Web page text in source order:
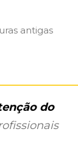
antigas
do